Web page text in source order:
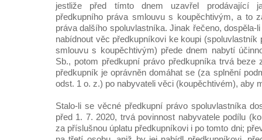
jestliže před tímto dnem uzavřel prodávající
předkupního práva smlouvu s koupěchtivým, a to
práva dalšího spoluvlastníka. Jinak řečeno, dospěla-
nabídnout věc předkupníkovi ke koupi (spoluvlastník
smlouvu s koupěchtivým) přede dnem nabytí
Sb., potom předkupní právo předkupníka trvá beze
předkupník je oprávněn domáhat se (za splnění
odst. 1 o. z.) po nabyvateli věci (koupěchtivém), aby
Stalo-li se věcné předkupní právo spoluvlastníka
před 1. 7. 2020, trvá povinnost nabyvatele podílu
za příslušnou úplatu předkupníkovi i po tomto dni;